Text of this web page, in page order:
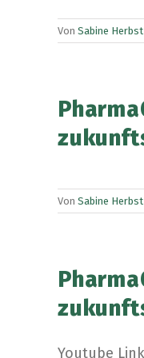
Von Sabine Herbst
Von Sabine Herbst
Youtube Link